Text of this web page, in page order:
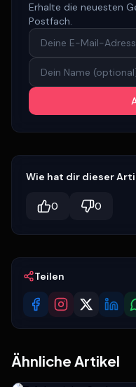
Erhalte die neuesten
Postfach.
Wie hat dir dieser
0 0
Teilen
Ähnliche Artikel